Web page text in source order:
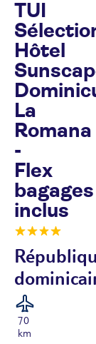
TUI
Hôtel
La
Romana
-
Flex
bagages
inclus
70
km